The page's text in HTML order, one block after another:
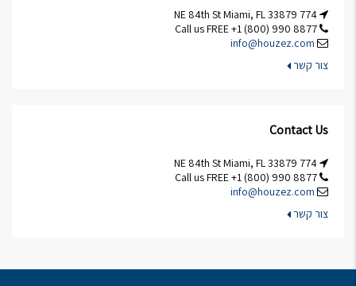
info@houzez.com
צור קשר
Contact Us
info@houzez.com
צור קשר